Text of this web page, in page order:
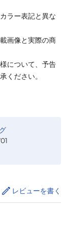
ラー表記と異な
画像と実際の商
について、予告
ください。
レビューを書く